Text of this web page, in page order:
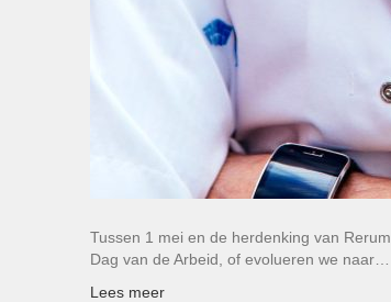
Tussen 1 mei en de herdenking van
Dag van de Arbeid, of evolueren we naar…
Lees meer